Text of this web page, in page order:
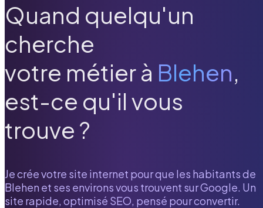
Quand quelqu'un
cherche
votre métier à Blehen,
est-ce qu'il vous
trouve ?
Je crée votre site internet pour que les habitants de
Blehen et ses environs vous trouvent sur Google. Un
site rapide, optimisé SEO, pensé pour convertir.